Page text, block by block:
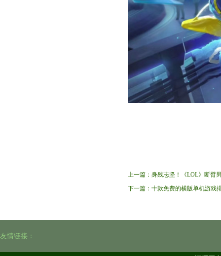
上一篇： 身残志坚！《LOL》断臂
下一篇： 十款免费的横版单机游戏
友情链接：